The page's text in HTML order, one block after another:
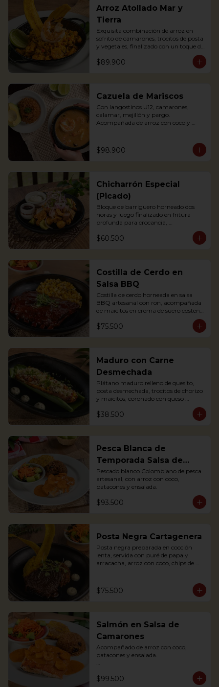
Arroz Atollado Mar y
Tierra
Exquisita combinación de arroz en
sofrito de camarones, trocitos de posta
y vegetales, finalizado con un toque de
leche de coco, cilantro y langostino a la
parrilla.
of coconut milk, coriander and grilled
prawns.
$89.900
Cazuela de Mariscos
Con langostinos U12, camarones,
calamar, mejillón y pargo.
Acompañada de arroz con coco y
Seafood soup containing Shrimp,
mussels, fish and other crustaceans.
$98.900
Chicharrón Especial
(Picado)
Bloque de barriguero horneado dos
horas y luego finalizado en fritura
profunda para crocancia,
cebolla acevichada y reducción de
crunchiness, accompanied by creole
potatoes, onion and agras reduction.
$60.500
Costilla de Cerdo en
Salsa BBQ
Costilla de cerdo horneada en salsa
BBQ artesanal con ron, acompañada
de maicitos en crema de suero costeño
Soft Ribs with rum BBQ sauce, served
$75.500
Maduro con Carne
Desmechada
Plátano maduro relleno de quesito,
posta desmechada, trocitos de chorizo
y maicitos, coronado con queso
$38.500
Pesca Blanca de
Temporada Salsa de
Camarones
Pescado blanco Colombiano de pesca
artesanal, con arroz con coco,
patacones y ensalada.
$93.500
Posta Negra Cartagenera
Posta negra preparada en cocción
lenta, servida con puré de papa y
arracacha, arroz con coco, chips de
served with mashed potatoes and
arracacha, rice with coconut, plantain
$75.500
Salmón en Salsa de
Camarones
Acompañado de arroz con coco,
patacones y ensalada.
Nota: la salsa de este plato cambió a la
de la foto, de tener crema de leche a
$99.500